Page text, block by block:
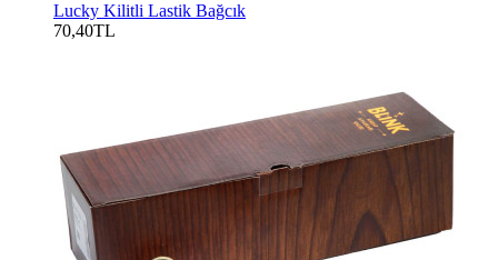
Lucky Kilitli Lastik Bağcık
70,40TL